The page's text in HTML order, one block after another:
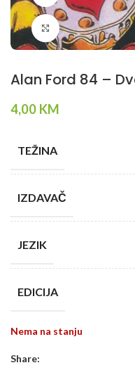
Klikni da povečaš
Alan Ford 84 –
4,00 KM
TEŽINA
IZDAVAČ
JEZIK
EDICIJA
Nema na stanju
Share: